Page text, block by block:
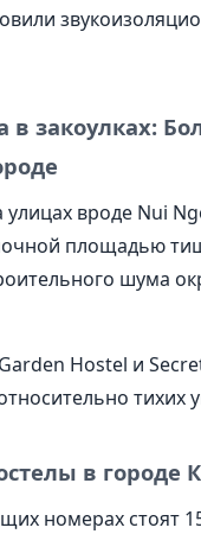
в закоулках:
улицах вроде Nui
площадью
шума
Hostel и
тихих
в городе
номерах стоят